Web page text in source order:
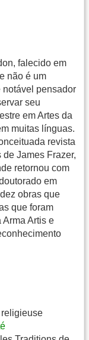
falecido em
não é um
notável pensador
seu
em Artes da
muitas línguas.
revista
James Frazer,
retornou com
em
obras que
que foram
Artis e